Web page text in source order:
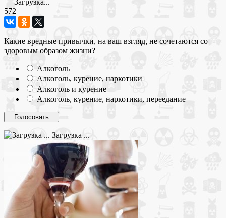
572
Какие вредные привычки, на ваш взгляд, не сочетаются со
здоровым образом жизни?
Алкоголь
Алкоголь, курение, наркотики
Алкоголь и курение
Алкоголь, курение, наркотики, переедание
Загрузка ...